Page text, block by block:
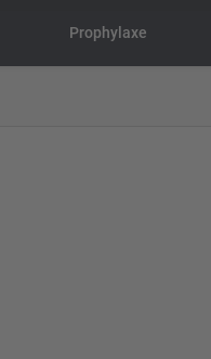
Prophylaxe